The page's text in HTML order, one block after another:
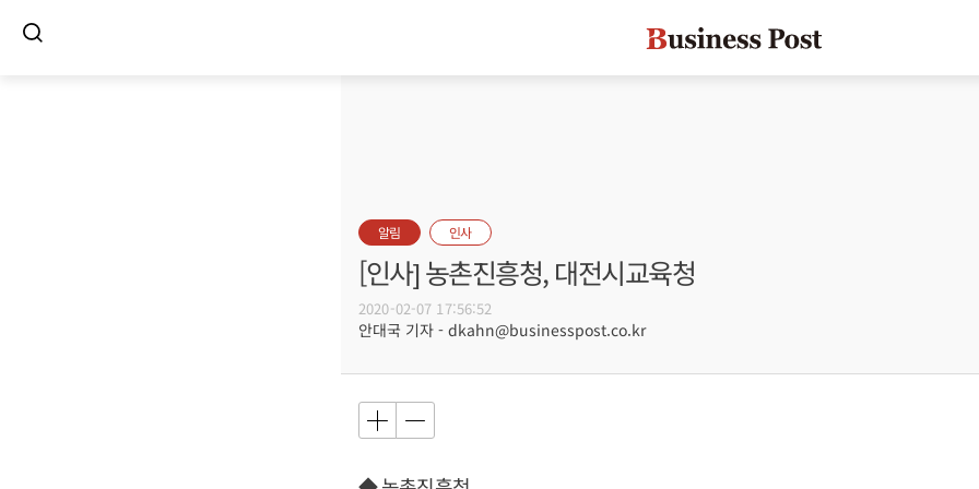
알림 인사
[인사] 농촌진흥청, 대전시교육청
2020-02-07 17:56:52
안대국 기자 - dkahn@businesspost.co.kr